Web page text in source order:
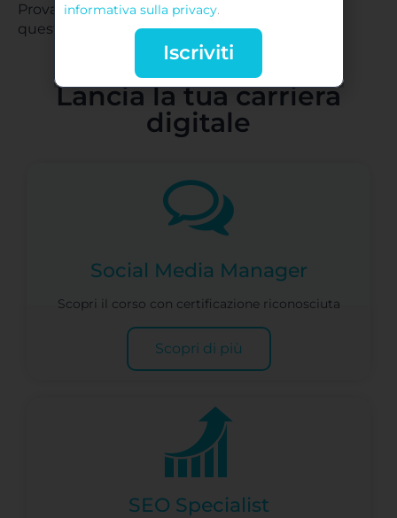
Prova subito una ricerca inversa e scopri come
questo strumento possa fare la differenza!
Lancia la tua carriera
digitale
Social Media Manager
Scopri il corso con certificazione riconosciuta
Scopri di più
SEO Specialist
informativa sulla privacy.
Iscriviti